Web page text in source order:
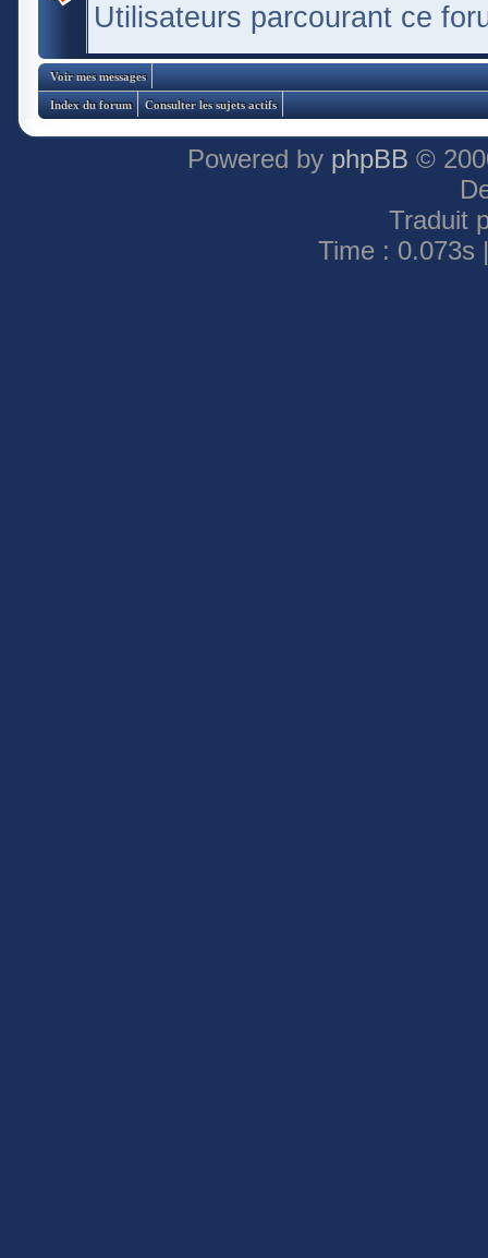
Utilisateurs parcourant ce
Voir mes messages
Index du forum Consulter les sujets actifs
Powered by phpBB ©
Traduit
Time : 0.073s